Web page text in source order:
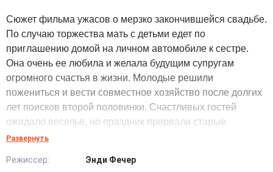
Сюжет фильма ужасов о мерзко закончившейся свадьбе.
По случаю торжества мать с детьми едет по
приглашению домой на личном автомобиле к сестре.
Она очень ее любила и желала будущим супругам
огромного счастья в жизни. Молодые решили
пожениться и вести совместное хозяйство после долгих
лет поисков второй половинки. Счастливых гостей
ожидало веселье, но праздник прервали старые
безумцы, напавшие на приезжих.
Злодеи яростно кидались на людей. Это заставило
Развернуть
Режиссер:
Энди Фечер